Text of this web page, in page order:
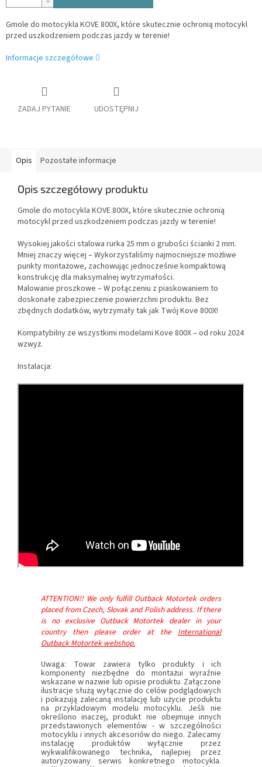
Gmole do motocykla KOVE 800X, które skutecznie ochronią motocykl
przed uszkodzeniem podczas jazdy w terenie!
Informacje szczegółowe
ZADAJ PYTANIE UDOSTĘPNIJ
Opis Pozostałe informacje
Opis szczegółowy produktu
Gmole do motocykla KOVE 800X, które skutecznie ochronią
motocykl przed uszkodzeniem podczas jazdy w terenie!
Wysokiej jakości stalowa rurka 25 mm o grubości ścianki 2 mm.
Mniej znaczy więcej – Wykorzystaliśmy najmocniejsze możliwe
punkty montażowe, zachowując jednocześnie kompaktową
konstrukcję dla maksymalnej wytrzymałości.
Malowanie proszkowe – W połączeniu z piaskowaniem to
doskonałe zabezpieczenie powierzchni produktu. Bez
zbędnych dodatków, wytrzymały tak jak Twój Kove 800X!
Kompatybilny ze wszystkimi modelami Kove 800X – od roku 2024
wzwyż.
Instalacja:
ATTENTION!! We only fulfill Outback Motortek orders
placed from Czech, Slovak and Polish address. If there
is no exclusive Outback Motortek dealer in your
country then please order at the International
Outback Motortek webshop.
Uwaga: Towar zawiera tylko produkty i ich
komponenty niezbędne do montażui wyraźnie
wskazane w nazwie lub opisie produktu. Załączone
ilustracje służą wyłącznie do celów podglądowych
i pokazują zalecaną instalację lub użycie produktu
na przykladowym modelu motocyklu. Jeśli nie
określono inaczej, produkt nie obejmuje innych
przedstawionych elementów - w szczególności
motocyklu i innych akcesoriów do niego. Zalecamy
instalację produktów wyłącznie przez
wykwalifikowanego technika, najlepiej przez
autoryzowany serwis konkretnego motocykla.